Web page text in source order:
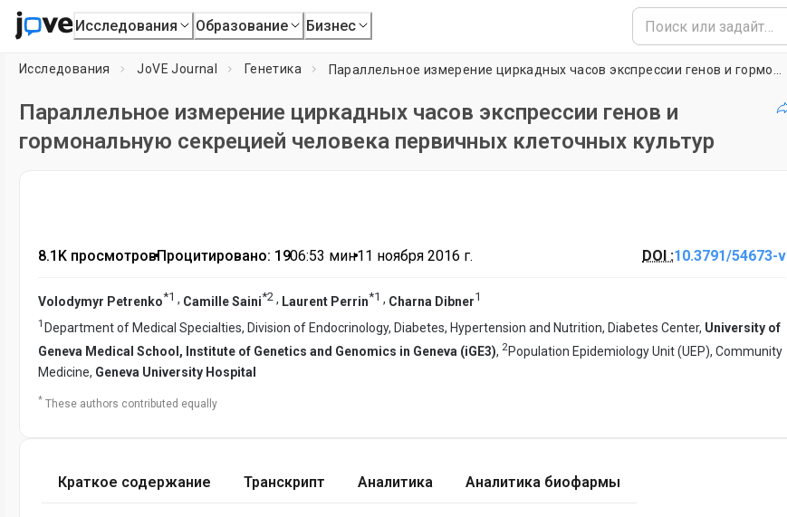
Исследования Образование Бизнес
Исследования JoVE Journal Генетика
Параллельное измерение циркадных часов экспрессии генов и
гормональную секрецией человека первичных клеточных культур
8.1K просмотров•Процитировано: 19•06:53 мин•11 ноября 2016 г. DOI :10.3791/54673-v
Volodymyr Petrenko*1 , Camille Saini*2 , Laurent Perrin*1 , Charna Dibner1
1 Department of Medical Specialties, Division of Endocrinology, Diabetes, Hypertension and Nutrition, Diabetes Center, University of
Geneva Medical School, Institute of Genetics and Genomics in Geneva (iGE3), 2Population Epidemiology Unit (UEP), Community
Medicine, Geneva University Hospital
* These authors contributed equally
Краткое содержание Транскрипт Аналитика Аналитика биофармы